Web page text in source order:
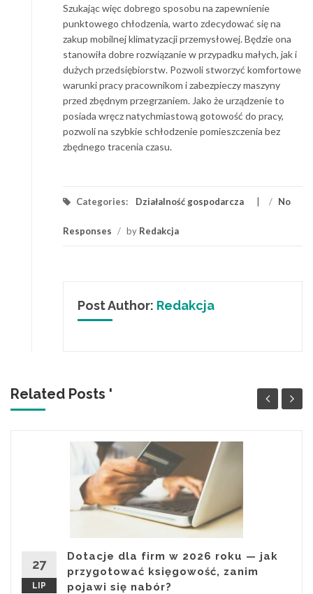
Szukając więc dobrego sposobu na zapewnienie
punktowego chłodzenia, warto zdecydować się na
zakup mobilnej klimatyzacji przemysłowej. Będzie ona
stanowiła dobre rozwiązanie w przypadku małych, jak i
dużych przedsiębiorstw. Pozwoli stworzyć komfortowe
warunki pracy pracownikom i zabezpieczy maszyny
przed zbędnym przegrzaniem. Jako że urządzenie to
posiada wręcz natychmiastową gotowość do pracy,
pozwoli na szybkie schłodzenie pomieszczenia bez
zbędnego tracenia czasu.
Categories: Działalność gospodarcza / No
Responses / by Redakcja
Post Author: Redakcja
Related Posts '
27
LIP
Dotacje dla firm w 2026 roku — jak
przygotować księgowość, zanim
pojawi się nabór?